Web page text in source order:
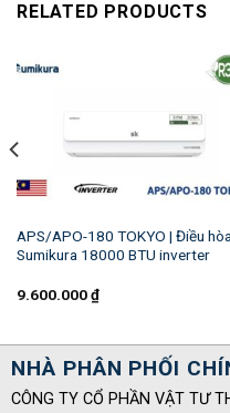
RELATED PRODUCTS
APS/APO-180 TOKYO | Điều hòa
Sumikura 18000 BTU inverter
9.600.000₫
NHÀ PHÂN PHỐI
CÔNG TY CỔ PHẦN VẬT TƯ